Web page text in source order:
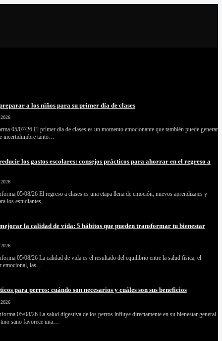
a los niños para su primer día de clases
05/07/26 El primer día de clases es un momento emocionante que también puede generar
incertidumbre tanto…
los gastos escolares: consejos prácticos para ahorrar en el regreso a
05/08/26 El regreso a clases es una etapa llena de emoción, nuevos aprendizajes y
los estudiantes,…
la calidad de vida: 5 hábitos que pueden transformar tu bienestar
05/08/26 La calidad de vida es el resultado del equilibrio entre la salud física, el
emocional, las…
para perros: cuándo son necesarios y cuáles son sus beneficios
05/08/26 La salud digestiva de los perros influye directamente en su bienestar general.
sano favorece una…